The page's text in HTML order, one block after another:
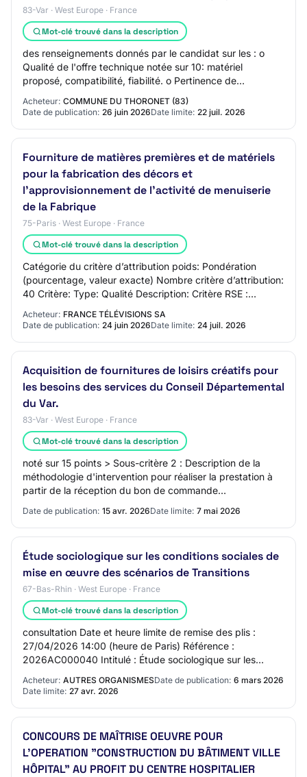
83-Var · West Europe · France
Mot-clé trouvé dans la description
des renseignements donnés par le candidat sur les : o
Qualité de l'offre technique notée sur 10: matériel
proposé, compatibilité, fiabilité. o Pertinence de
l'organisation de l'installation notée sur…
Acheteur: COMMUNE DU THORONET (83)
Date de publication: 26 juin 2026Date limite: 22 juil. 2026
Fourniture de matières premières et de matériels
pour la fabrication des décors et
l’approvisionnement de l’activité de menuiserie
de la Fabrique
75-Paris · West Europe · France
Mot-clé trouvé dans la description
Catégorie du critère d’attribution poids: Pondération
(pourcentage, valeur exacte) Nombre critère d’attribution:
40 Critère: Type: Qualité Description: Critère RSE :
Performance environnementale des…
Acheteur: FRANCE TÉLÉVISIONS SA
Date de publication: 24 juin 2026Date limite: 24 juil. 2026
Acquisition de fournitures de loisirs créatifs pour
les besoins des services du Conseil Départemental
du Var.
83-Var · West Europe · France
Mot-clé trouvé dans la description
noté sur 15 points > Sous-critère 2 : Description de la
méthodologie d'intervention pour réaliser la prestation à
partir de la réception du bon de commande
Date de publication: 15 avr. 2026Date limite: 7 mai 2026
Étude sociologique sur les conditions sociales de
mise en œuvre des scénarios de Transitions
67-Bas-Rhin · West Europe · France
Mot-clé trouvé dans la description
consultation Date et heure limite de remise des plis :
27/04/2026 14:00 (heure de Paris) Référence :
2026AC000040 Intitulé : Étude sociologique sur les
Acheteur: AUTRES ORGANISMESDate de publication: 6 mars 2026
Date limite: 27 avr. 2026
CONCOURS DE MAÎTRISE OEUVRE POUR
L'OPERATION "CONSTRUCTION DU BÂTIMENT VILLE
HÔPITAL" AU PROFIT DU CENTRE HOSPITALIER